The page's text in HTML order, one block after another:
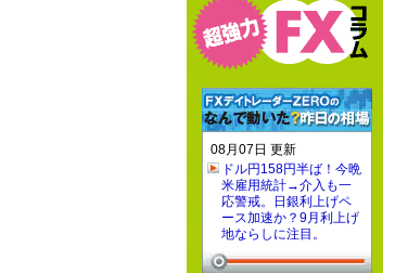
08月07日 更新
ドル円158円半ば！今晩
米雇用統計→介入も一
応警戒。日銀利上げペ
ース加速か？9月利上げ
地ならしに注目。